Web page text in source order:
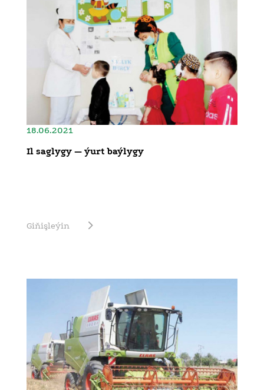
18.06.2021
Il saglygy — ýurt baýlygy
Giňişleýin